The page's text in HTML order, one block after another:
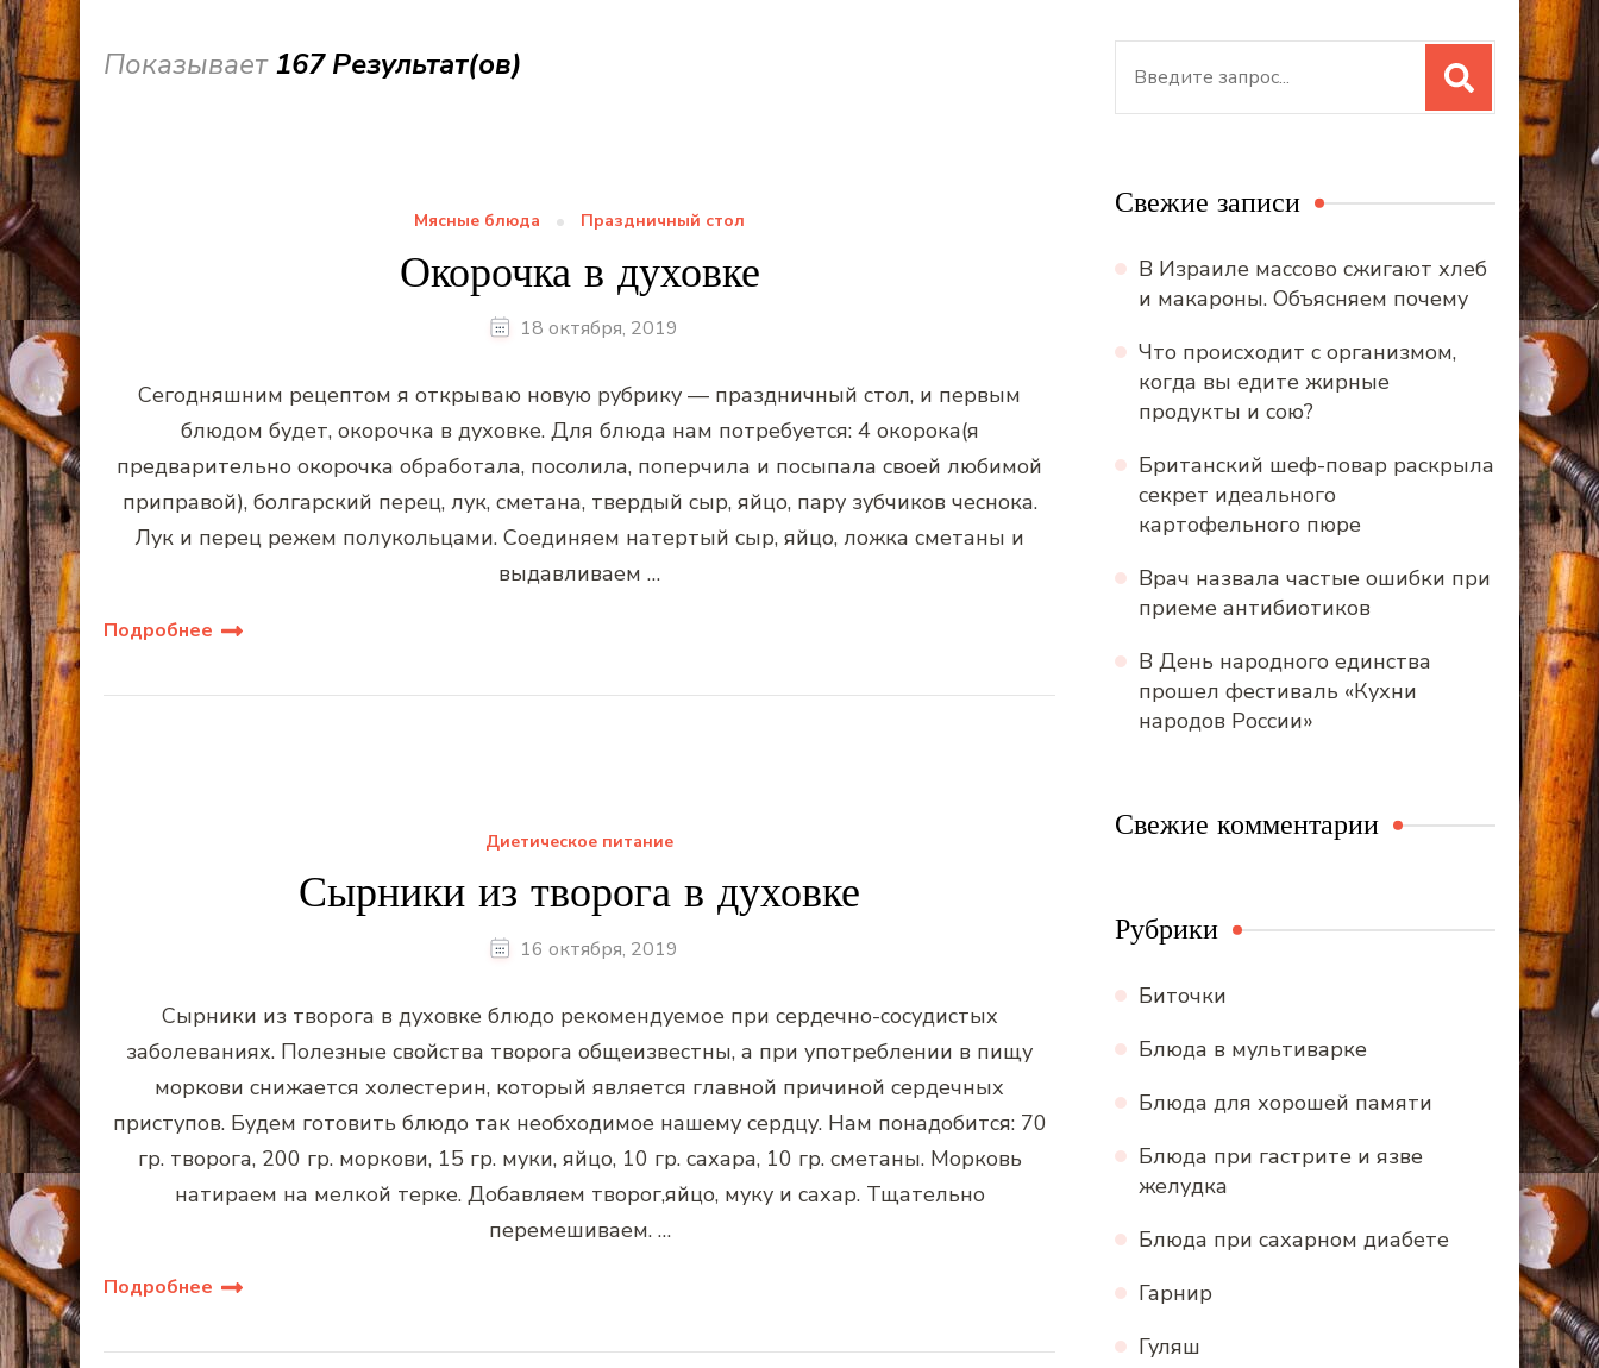
Показывает167 Результат(ов)
Мясные блюда Праздничный стол
Окорочка в духовке
18 октября, 2019
Сегодняшним рецептом я открываю новую рубрику — праздничный стол, и первым
блюдом будет, окорочка в духовке. Для блюда нам потребуется: 4 окорока(я
предварительно окорочка обработала, посолила, поперчила и посыпала своей любимой
приправой), болгарский перец, лук, сметана, твердый сыр, яйцо, пару зубчиков чеснока.
Лук и перец режем полукольцами. Соединяем натертый сыр, яйцо, ложка сметаны и
выдавливаем …
Подробнее
Диетическое питание
Сырники из творога в духовке
16 октября, 2019
Сырники из творога в духовке блюдо рекомендуемое при сердечно-сосудистых
заболеваниях. Полезные свойства творога общеизвестны, а при употреблении в пищу
моркови снижается холестерин, который является главной причиной сердечных
приступов. Будем готовить блюдо так необходимое нашему сердцу. Нам понадобится: 70
гр. творога, 200 гр. моркови, 15 гр. муки, яйцо, 10 гр. сахара, 10 гр. сметаны. Морковь
натираем на мелкой терке. Добавляем творог,яйцо, муку и сахар. Тщательно
перемешиваем. …
Подробнее
Свежие записи
В Израиле массово сжигают хлеб
и макароны. Объясняем почему
Что происходит с организмом,
когда вы едите жирные
продукты и сою?
Британский шеф-повар раскрыла
секрет идеального
картофельного пюре
Врач назвала частые ошибки при
приеме антибиотиков
В День народного единства
прошел фестиваль «Кухни
народов России»
Свежие комментарии
Рубрики
Биточки
Блюда в мультиварке
Блюда для хорошей памяти
Блюда при гастрите и язве
желудка
Блюда при сахарном диабете
Гарнир
Гуляш